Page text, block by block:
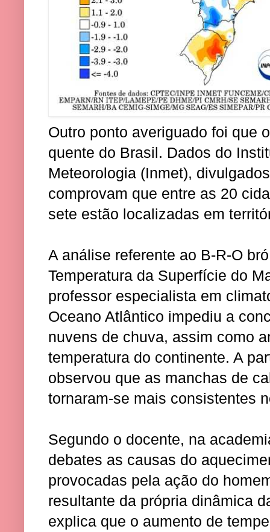
Outro ponto averiguado foi que
quente do Brasil. Dados do
Meteorologia (Inmet),
comprovam que entre as 20
sete estão localizadas em
A análise referente ao B-R-O
Temperatura da Superfície do
professor especialista em
Oceano Atlântico impediu a
nuvens de chuva, assim como
temperatura do continente. A
observou que as manchas de
tornaram-se mais consistentes
Segundo o docente, na
debates as causas do
provocadas pela ação do
resultante da própria dinâmica
explica que o aumento de